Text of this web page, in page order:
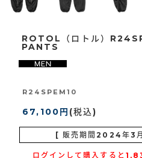
ROTOL（ロトル）
PANTS
R24SPEM10
67,100円 (税込)
ログインして購入すると
[ 販売期間2024年3